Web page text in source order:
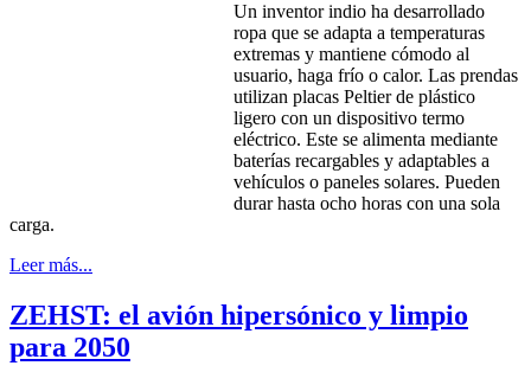
Un inventor indio ha desarrollado
ropa que se adapta a temperaturas
extremas y mantiene cómodo al
usuario, haga frío o calor. Las prendas
utilizan placas Peltier de plástico
ligero con un dispositivo termo
eléctrico. Este se alimenta mediante
baterías recargables y adaptables a
vehículos o paneles solares. Pueden
durar hasta ocho horas con una sola
carga.
Leer más...
ZEHST: el avión hipersónico y limpio
para 2050